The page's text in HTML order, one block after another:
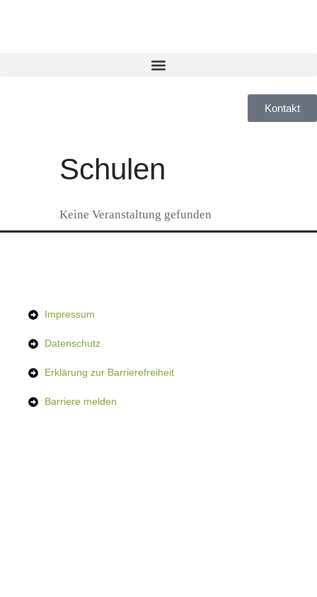
Kontakt
Schulen
Keine Veranstaltung gefunden
Impressum
Datenschutz
Erklärung zur Barrierefreiheit
Barriere melden